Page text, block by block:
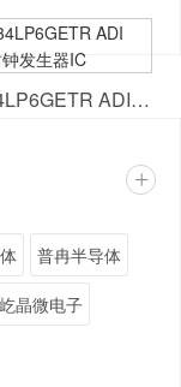
HMC1034LP6GETR ADI (亚德诺) 时钟发生器IC
+
普冉半导体
屹晶微电子